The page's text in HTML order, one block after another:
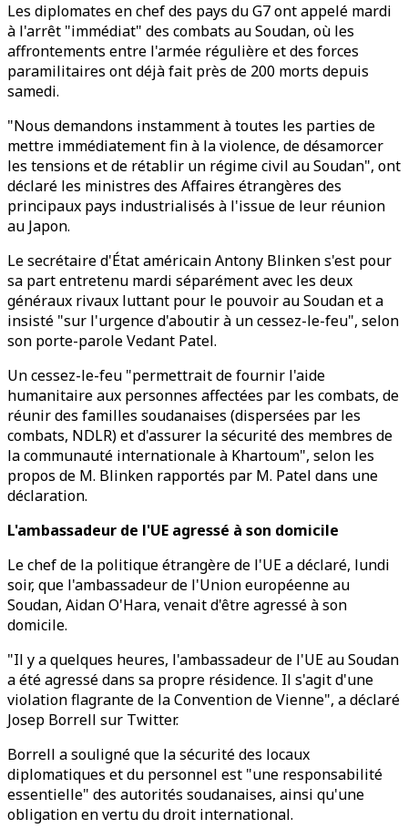
Les diplomates en chef des pays du G7 ont appelé mardi
à l'arrêt "immédiat" des combats au Soudan, où les
affrontements entre l'armée régulière et des forces
paramilitaires ont déjà fait près de 200 morts depuis
samedi.
"Nous demandons instamment à toutes les parties de
mettre immédiatement fin à la violence, de désamorcer
les tensions et de rétablir un régime civil au Soudan", ont
déclaré les ministres des Affaires étrangères des
principaux pays industrialisés à l'issue de leur réunion
au Japon.
Le secrétaire d'État américain Antony Blinken s'est pour
sa part entretenu mardi séparément avec les deux
généraux rivaux luttant pour le pouvoir au Soudan et a
insisté "sur l'urgence d'aboutir à un cessez-le-feu", selon
son porte-parole Vedant Patel.
Un cessez-le-feu "permettrait de fournir l'aide
humanitaire aux personnes affectées par les combats, de
réunir des familles soudanaises (dispersées par les
combats, NDLR) et d'assurer la sécurité des membres de
la communauté internationale à Khartoum", selon les
propos de M. Blinken rapportés par M. Patel dans une
déclaration.
L'ambassadeur de l'UE agressé à son domicile
Le chef de la politique étrangère de l'UE a déclaré, lundi
soir, que l'ambassadeur de l'Union européenne au
Soudan, Aidan O'Hara, venait d'être agressé à son
domicile.
"Il y a quelques heures, l'ambassadeur de l'UE au Soudan
a été agressé dans sa propre résidence. Il s'agit d'une
violation flagrante de la Convention de Vienne", a déclaré
Josep Borrell sur Twitter.
Borrell a souligné que la sécurité des locaux
diplomatiques et du personnel est "une responsabilité
essentielle" des autorités soudanaises, ainsi qu'une
obligation en vertu du droit international.